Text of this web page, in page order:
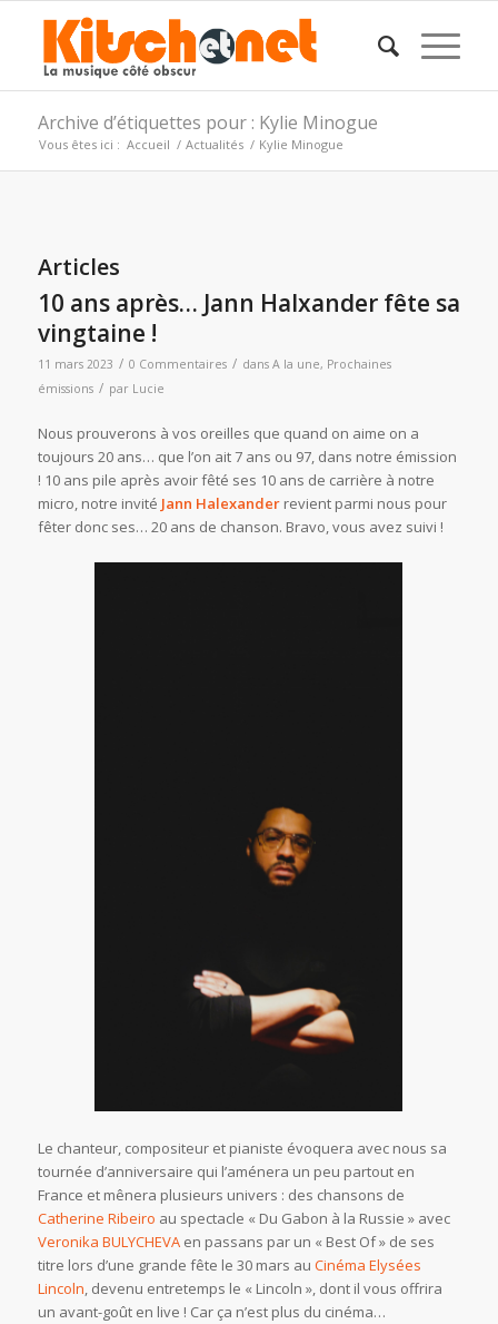
Archive d’étiquettes pour : Kylie Minogue
Vous êtes ici : Accueil / Actualités / Kylie Minogue
Articles
10 ans après… Jann Halxander fête sa
vingtaine !
11 mars 2023 / 0 Commentaires / dans A la une, Prochaines
émissions / par Lucie
Nous prouverons à vos oreilles que quand on aime on a
toujours 20 ans… que l’on ait 7 ans ou 97, dans notre émission
! 10 ans pile après avoir fêté ses 10 ans de carrière à notre
micro, notre invité Jann Halexanderrevient parmi nous pour
fêter donc ses… 20 ans de chanson. Bravo, vous avez suivi !
Le chanteur, compositeur et pianiste évoquera avec nous sa
tournée d’anniversaire qui l’aménera un peu partout en
France et mênera plusieurs univers : des chansons de
Catherine Ribeiro au spectacle « Du Gabon à la Russie » avec
Veronika BULYCHEVAen passans par un « Best Of » de ses
titre lors d’une grande fête le 30 mars au Cinéma Elysées
Lincoln, devenu entretemps le « Lincoln », dont il vous offrira
un avant-goût en live ! Car ça n’est plus du cinéma…